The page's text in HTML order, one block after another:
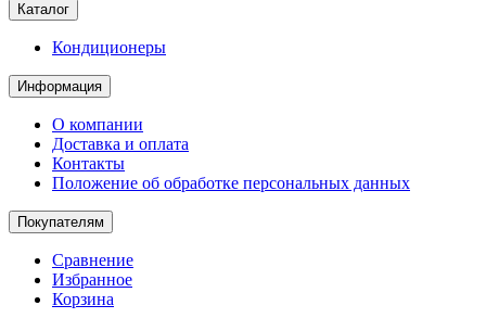
Каталог
Кондиционеры
Информация
О компании
Доставка и оплата
Контакты
Положение об обработке персональных данных
Покупателям
Сравнение
Избранное
Корзина